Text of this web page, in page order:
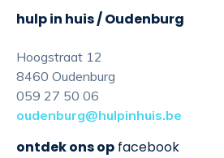
t
v
i
e
hulp in huis / Oudenburg
Hoogstraat 12
8460 Oudenburg
059 27 50 06
oudenburg@hulpinhuis.be
ontdek ons op facebook